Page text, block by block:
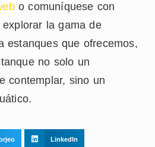
o comuníquese con
la gama de
estanques que ofrecemos,
no solo un
contemplar, sino un
LinkedIn